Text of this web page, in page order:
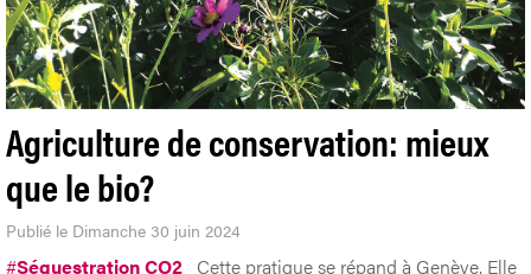
Agriculture de conservation: mieux
que le bio?
Publié le Dimanche 30 juin 2024
#Séquestration CO2 Cette pratique se répand à Genève. Elle